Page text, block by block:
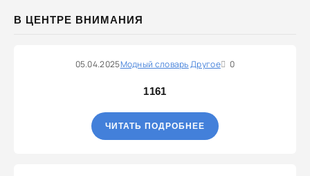
В ЦЕНТРЕ ВНИМАНИЯ
05.04.2025Модный словарьДругое 0
1161
ЧИТАТЬ ПОДРОБНЕЕ